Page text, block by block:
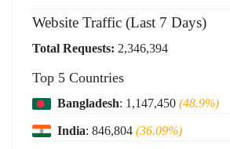
Website Traffic (Last 7 Days)
Total Requests: 2,346,394
Top 5 Countries
Bangladesh: 1,147,450(48.9%)
India: 846,804(36.09%)